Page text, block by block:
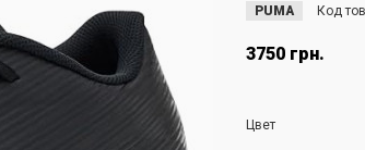
PUMA Код
3750 грн.
Цвет